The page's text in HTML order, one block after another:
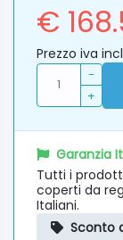
€
Prezzo iva
-
+
Garanzia
Tutti i
coperti da
Italiani.
Sconto